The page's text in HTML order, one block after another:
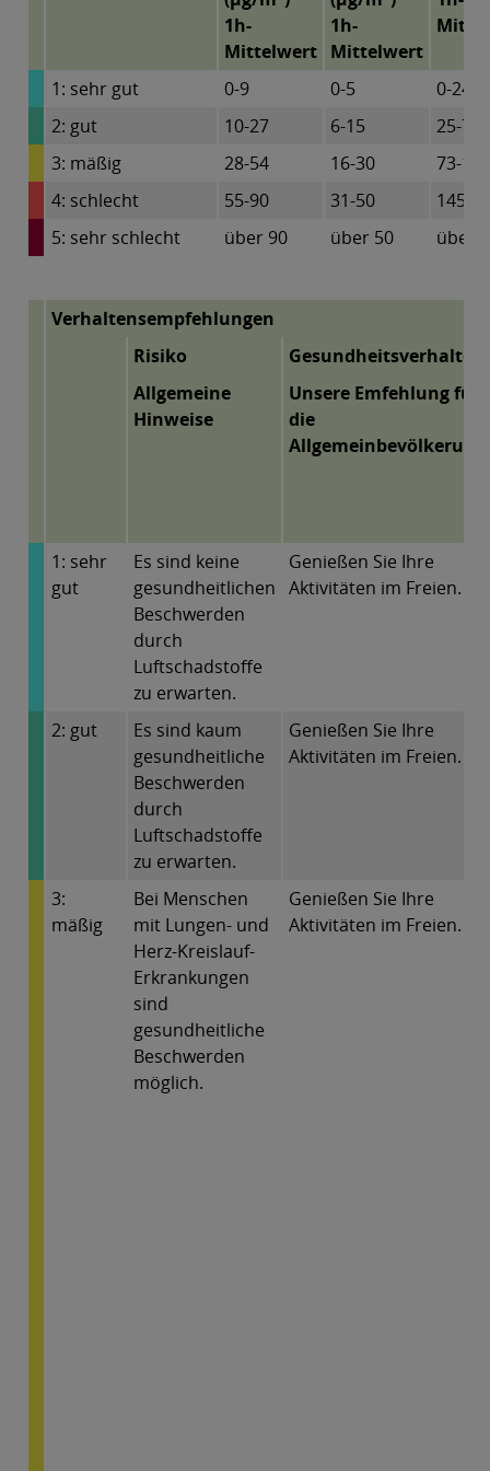
1h-
Mittelwert
1h-
Mittelwert
1: sehr gut 0-9 0-5
0-24
2: gut
10-27 6-15
25-72
3: mäßig
28-54 16-30
73-144
4: schlecht
55-90 31-50
145-
5: sehr schlecht
über 90 über 50 über
Verhaltensempfehlungen
Risiko
Gesundheitsverhalten
Allgemeine
Hinweise
Unsere Emfehlung für
die
Allgemeinbevölkerung
1: sehr
gut
Es sind keine
gesundheitlichen
Beschwerden
durch
Luftschadstoffe
zu erwarten.
Genießen Sie Ihre
Aktivitäten im Freien.
2: gut
Es sind kaum
gesundheitliche
Beschwerden
durch
Luftschadstoffe
zu erwarten.
Genießen Sie Ihre
Aktivitäten im Freien.
3:
mäßig
Bei Menschen
mit Lungen- und
Herz-Kreislauf-
Erkrankungen
sind
gesundheitliche
Beschwerden
möglich.
Genießen Sie Ihre
Aktivitäten im Freien.